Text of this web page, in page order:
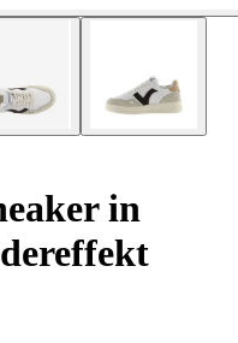
in